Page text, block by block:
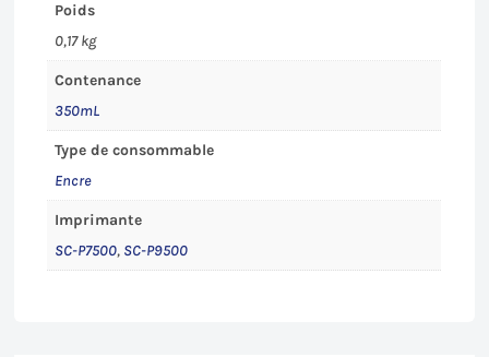
Poids
0,17 kg
Contenance
350mL
Type de consommable
Encre
Imprimante
SC-P7500, SC-P9500